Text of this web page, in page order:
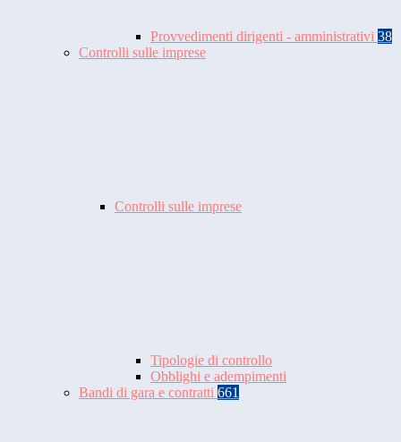
Provvedimenti dirigenti - amministrativi 38
Controlli sulle imprese
Controlli sulle imprese
Tipologie di controllo
Obblighi e adempimenti
Bandi di gara e contratti 661